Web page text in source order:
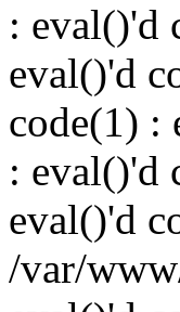
: eval()'d
eval()'d
code(1) :
: eval()'d
eval()'d
/var/